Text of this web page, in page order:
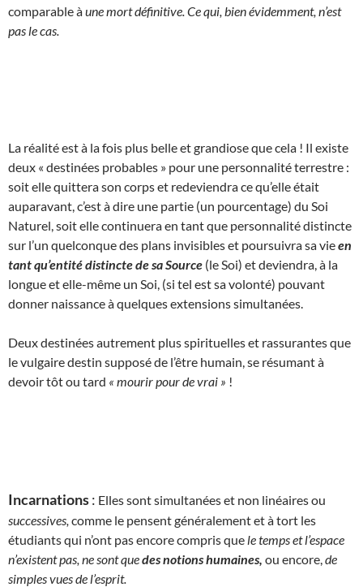
comparable àune mort définitive. Ce qui, bien évidemment, n’est
pas le cas.
La réalité est à la fois plus belle et grandiose que cela ! Il existe
deux « destinées probables » pour une personnalité terrestre :
soit elle quittera son corps et redeviendra ce qu’elle était
auparavant, c’est à dire une partie (un pourcentage) du Soi
Naturel, soit elle continuera en tant que personnalité distincte
sur l’un quelconque des plans invisibles et poursuivra sa vieen
tant qu’entité distincte de sa Source (le Soi) et deviendra, à la
longue et elle-même un Soi, (si tel est sa volonté) pouvant
donner naissance à quelques extensions simultanées.
Deux destinées autrement plus spirituelles et rassurantes que
le vulgaire destin supposé de l’être humain, se résumant à
devoir tôt ou tard « mourir pour de vrai » !
Incarnations: Elles sont simultanées et non linéaires ou
successives, comme le pensent généralement et à tort les
étudiants qui n’ont pas encore compris que le temps et l’espace
n’existent pas, ne sont quedes notions humaines, ou encore, de
simples vues de l’esprit.